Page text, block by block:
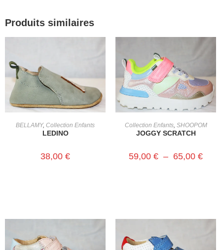
Produits similaires
CHOIX DES OPTIONS
BELLAMY, Collection Enfants
LEDINO
38,00 €
CHOIX DES OPTIONS
Collection Enfants, SHOOPOM
JOGGY SCRATCH
59,00 € – 65,00 €